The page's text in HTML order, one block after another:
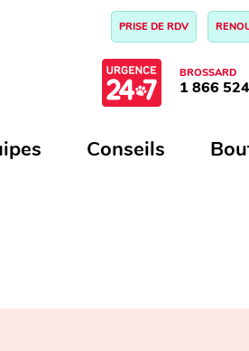
PRISE DE RDV
BROSSARD
1 866
Conseils